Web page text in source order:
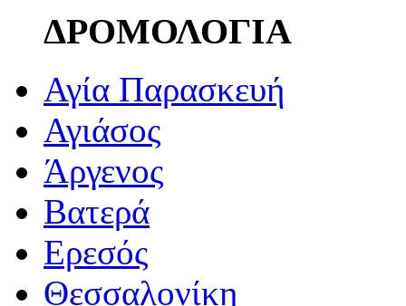
ΔΡΟΜΟΛΟΓΙΑ
Αγία Παρασκευή
Αγιάσος
Άργενος
Βατερά
Ερεσός
Θεσσαλονίκη